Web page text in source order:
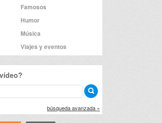
Famosos
Humor
Música
Viajes y eventos
búsqueda avanzada »